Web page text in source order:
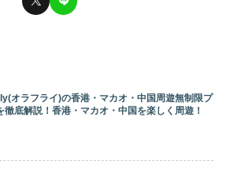
オラフライ)の香港・マカオ・中国周遊無制限プ
徹底解説！香港・マカオ・中国を楽しく周遊！